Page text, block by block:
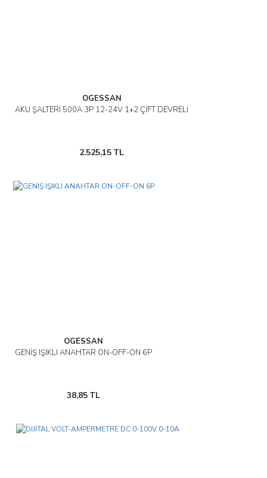
OGESSAN
AKÜ ŞALTERİ 500A 3P 12-24V 1+2 ÇİFT DEVRELİ
2.525,15 TL
OGESSAN
GENİŞ IŞIKLI ANAHTAR ON-OFF-ON 6P
38,85 TL